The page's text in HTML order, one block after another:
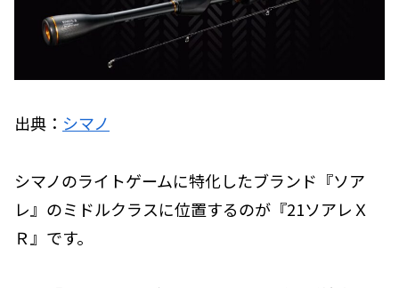
出典： シマノ
シマノのライトゲームに特化したブランド『ソア
レ』のミドルクラスに位置するのが『21ソアレＸ
Ｒ』です。